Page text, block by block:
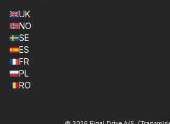
UK
NO
SE
ES
FR
PL
RO